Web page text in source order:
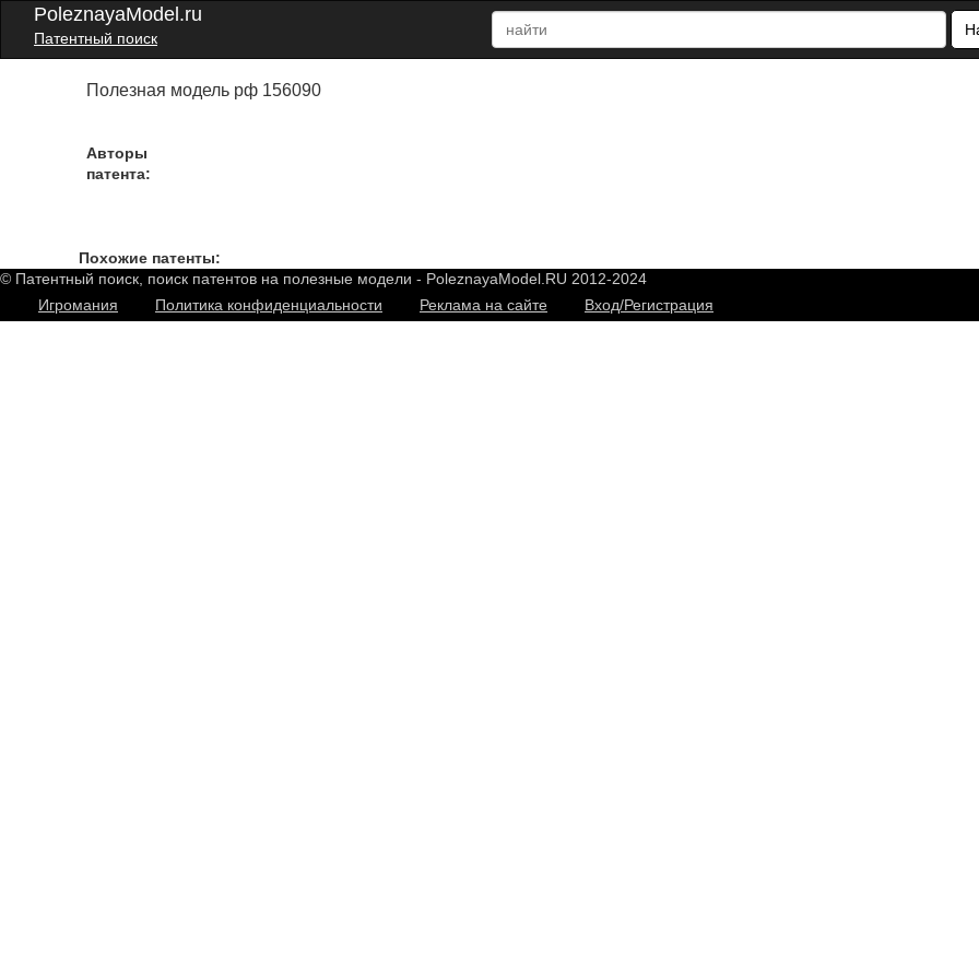
PoleznayaModel.ru
Патентный поиск
Полезная модель рф 156090
Авторы
патента:
Похожие патенты:
© Патентный поиск, поиск патентов на полезные модели - PoleznayaModel.RU 2012-2024
Игромания
Политика конфиденциальности Реклама на сайте Вход/Регистрация